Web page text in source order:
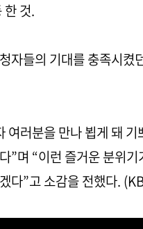
한 것.
자들의 기대를 충족시켰
여러분을 만나 뵙게 돼
”며 “이런 즐거운 분위
다”고 소감을 전했다.